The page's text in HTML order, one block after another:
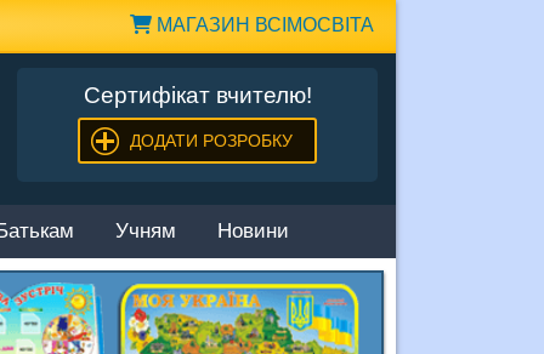
МАГАЗИН ВСІМОСВІТА
Сертифікат вчителю!
ДОДАТИ РОЗРОБКУ
Учням Новини